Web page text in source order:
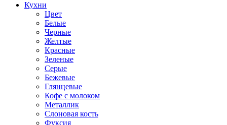
Кухни
Цвет
Белые
Черные
Желтые
Красные
Зеленые
Серые
Бежевые
Глянцевые
Кофе с молоком
Металлик
Слоновая кость
Фуксия